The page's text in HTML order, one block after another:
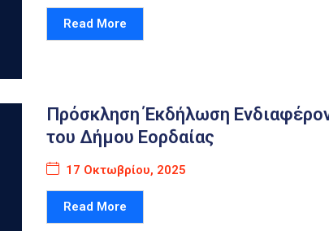
Read More
Πρόσκληση Έκδήλωση
του Δήμου Εορδαίας
17 Οκτωβρίου, 2025
Read More